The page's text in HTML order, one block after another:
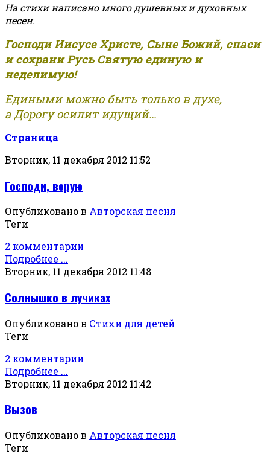
На стихи написано много душевных и духовных
песен.
Господи Иисусе Христе, Сыне Божий, спаси
и сохрани Русь Святую единую и
неделимую!
Едиными можно быть только в духе,
а Дорогу осилит идущий...
Страница
Вторник, 11 декабря 2012 11:52
Господи, верую
Опубликовано в Авторская песня
Теги
2 комментарии
Подробнее ...
Вторник, 11 декабря 2012 11:48
Солнышко в лучиках
Опубликовано в Стихи для детей
Теги
2 комментарии
Подробнее ...
Вторник, 11 декабря 2012 11:42
Вызов
Опубликовано в Авторская песня
Теги